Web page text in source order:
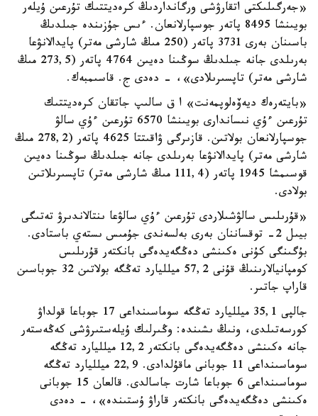
«جەرگىلىكتى اتقارۋشى ورگانداردىڭ كرەديتتىك تۇرعىن ۇيلەر
بويىنشا 8495 پاتەر جوسپارلانعان. ءىس جۇزىندە جىلدىڭ
باسىنان بەرى 3731 پاتەر (250 مىڭ شارشى مەتر) پايدالانۋعا
بەرىلدى جانە جىلدىڭ سوڭىنا دەيىن 4764 پاتەر (273,5 مىڭ
شارشى مەتر) تاپسىرىلادى»، - دەدى ج. قاسىمبەك.
«بايتەرەك ديەۆەلوپمەنت» ا ق سالىپ جاتقان كرەديتتىك
تۇرعىن ءۇي نىساندارى بويىنشا 6570 تۇرعىن ءۇي سالۋ
جوسپارلانعان بولاتىن. قازىرگى ۋاقىتتا 4625 پاتەر (278,2 مىڭ
شارشى مەتر) پايدالانۋعا بەرىلدى جانە جىلدىڭ سوڭىنا دەيىن
قوسىمشا 1945 پاتەر (111,4 مىڭ شارشى مەتر) تاپسىرىلاتىن
بولادى.
«قۇرىلىس سالۋشىلاردى تۇرعىن ءۇي سالۋعا ىنتالاندىرۋ تەتىگى
بيىل 2- توقساننان بەرى بەلسەندى جۇمىس ىستەي باستادى.
بۇگىنگى كۇنى ەكىنشى دەڭگەيدەگى بانكتەر قۇرىلىس
كومپانيالارىنىڭ قۇنى 57,2 ميلليارد تەڭگە بولاتىن 32 جوباسىن
قاراپ جاتىر.
جالپى 35,1 ميلليارد تەڭگە سوماسىنداعى 17 جوباعا قولداۋ
كورسەتىلدى، ونىڭ ىشىندە: وڭىرلىك ۇيلەستىرۋشى كەڭەستەر
جانە ەكىنشى دەڭگەيدەگى بانكتەر 12,2 ميلليارد تەڭگە
سوماسىنداعى 11 جوبانى ماقۇلدادى. 22,9 ميلليارد تەڭگە
سوماسىنداعى 6 جوباعا شارت جاسالدى. قالعان 15 جوبانى
ەكىنشى دەڭگەيدەگى بانكتەر قاراۋ ۇستىندە»، - دەدى